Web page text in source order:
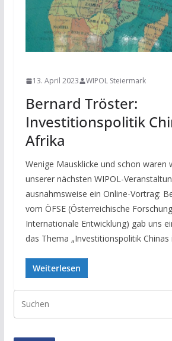
13. April 2023 WIPOL Steiermark
Bernard Tröster:
Investitionspolitik
Afrika
Wenige Mausklicke und schon waren
unserer nächsten WIPOL-
ausnahmsweise ein Online-Vortrag:
vom ÖFSE (Österreichische
Internationale Entwicklung) gab uns
das Thema „Investitionspolitik Chinas
Weiterlesen